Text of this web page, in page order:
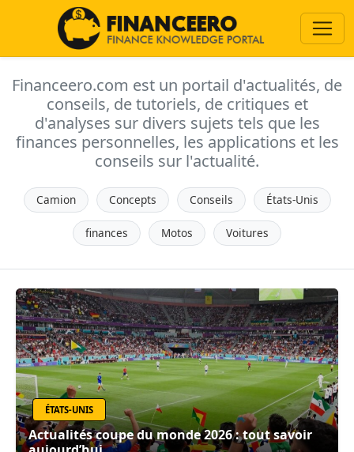
Financeero.com est un portail d'actualités, de
conseils, de tutoriels, de critiques et
d'analyses sur divers sujets tels que les
finances personnelles, les applications et les
conseils sur l'actualité.
Camion Concepts Conseils États-Unis
finances Motos Voitures
ÉTATS-UNIS
Actualités coupe du monde 2026 : tout savoir